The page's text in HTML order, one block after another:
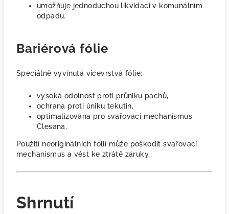
umožňuje jednoduchou likvidaci v komunálním
odpadu.
Bariérová fólie
Speciálně vyvinutá vícevrstvá fólie:
vysoká odolnost proti průniku pachů,
ochrana proti úniku tekutin,
optimalizována pro svařovací mechanismus
Clesana.
Použití neoriginálních fólií může poškodit svařovací
mechanismus a vést ke ztrátě záruky.
Shrnutí